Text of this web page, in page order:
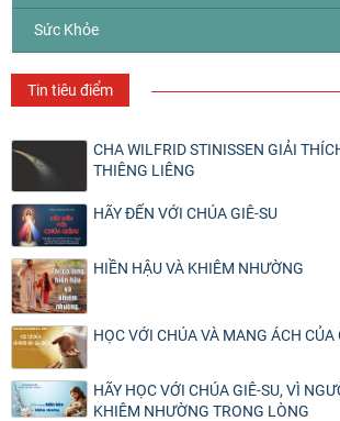
Sức Khỏe
Tin tiêu điểm
CHA WILFRID STINISSEN GIẢI
THIÊNG LIÊNG
HÃY ĐẾN VỚI CHÚA GIÊ-SU
HIỀN HẬU VÀ KHIÊM NHƯỜNG
HỌC VỚI CHÚA VÀ MANG ÁCH CỦA
HÃY HỌC VỚI CHÚA GIÊ-SU, VÌ
KHIÊM NHƯỜNG TRONG LÒNG